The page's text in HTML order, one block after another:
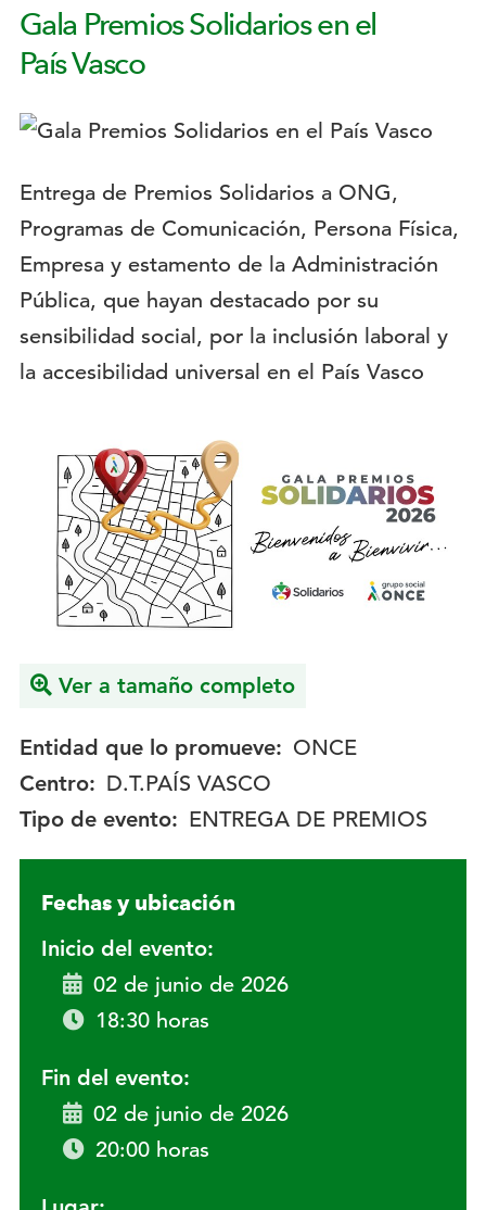
Gala Premios Solidarios en el
País Vasco
Logotipo:
Descripción:
Entrega de Premios Solidarios a ONG,
Programas de Comunicación, Persona Física,
Empresa y estamento de la Administración
Pública, que hayan destacado por su
sensibilidad social, por la inclusión laboral y
la accesibilidad universal en el País Vasco
evento:
Ver a tamaño completo
Entidad que lo promueve: ONCE
Centro: D.T.PAÍS VASCO
Tipo de evento: ENTREGA DE PREMIOS
Fechas y ubicación
Inicio del evento:
02 de junio de 2026
18:30 horas
Fin del evento:
02 de junio de 2026
20:00 horas